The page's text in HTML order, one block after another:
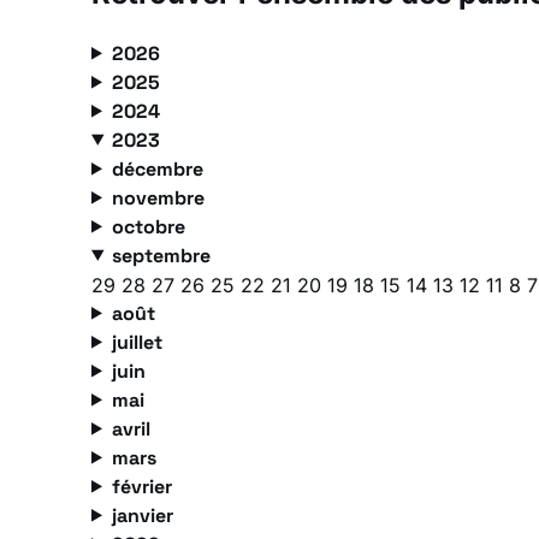
2026
2025
2024
2023
décembre
novembre
octobre
septembre
29 28 27 26 25 22 21 20 19 18 15 14 13 12 11 8 7
août
juillet
juin
mai
avril
mars
février
janvier